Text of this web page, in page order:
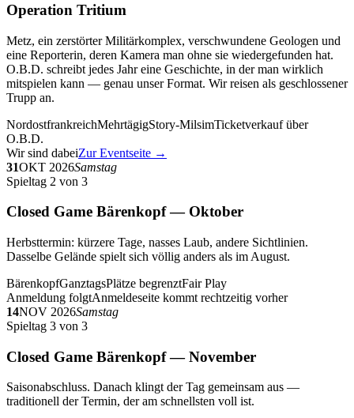
Operation Tritium
Metz, ein zerstörter Militärkomplex, verschwundene Geologen und
eine Reporterin, deren Kamera man ohne sie wiedergefunden hat.
O.B.D. schreibt jedes Jahr eine Geschichte, in der man wirklich
mitspielen kann — genau unser Format. Wir reisen als geschlossener
Trupp an.
NordostfrankreichMehrtägigStory-MilsimTicketverkauf über
O.B.D.
Wir sind dabeiZur Eventseite →
31OKT 2026Samstag
Spieltag 2 von 3
Closed Game Bärenkopf — Oktober
Herbsttermin: kürzere Tage, nasses Laub, andere Sichtlinien.
Dasselbe Gelände spielt sich völlig anders als im August.
BärenkopfGanztagsPlätze begrenztFair Play
Anmeldung folgtAnmeldeseite kommt rechtzeitig vorher
14NOV 2026Samstag
Spieltag 3 von 3
Closed Game Bärenkopf — November
Saisonabschluss. Danach klingt der Tag gemeinsam aus —
traditionell der Termin, der am schnellsten voll ist.